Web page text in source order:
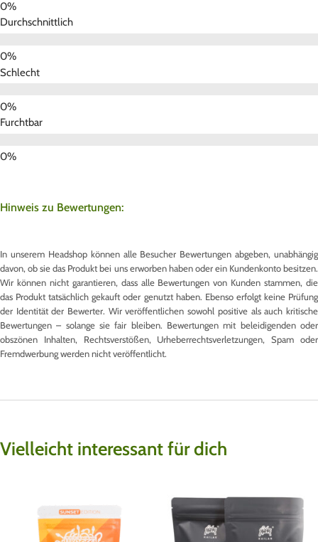
Durchschnittlich
Schlecht
Furchtbar
Hinweis zu Bewertungen:
In unserem Headshop können alle Besucher Bewertungen abgeben, unabhängig
davon, ob sie das Produkt bei uns erworben haben oder ein Kundenkonto besitzen.
Wir können nicht garantieren, dass alle Bewertungen von Kunden stammen, die
das Produkt tatsächlich gekauft oder genutzt haben. Ebenso erfolgt keine Prüfung
der Identität der Bewerter. Wir veröffentlichen sowohl positive als auch kritische
Bewertungen – solange sie fair bleiben. Bewertungen mit beleidigenden oder
obszönen Inhalten, Rechtsverstößen, Urheberrechtsverletzungen, Spam oder
Fremdwerbung werden nicht veröffentlicht.
Vielleicht interessant für dich